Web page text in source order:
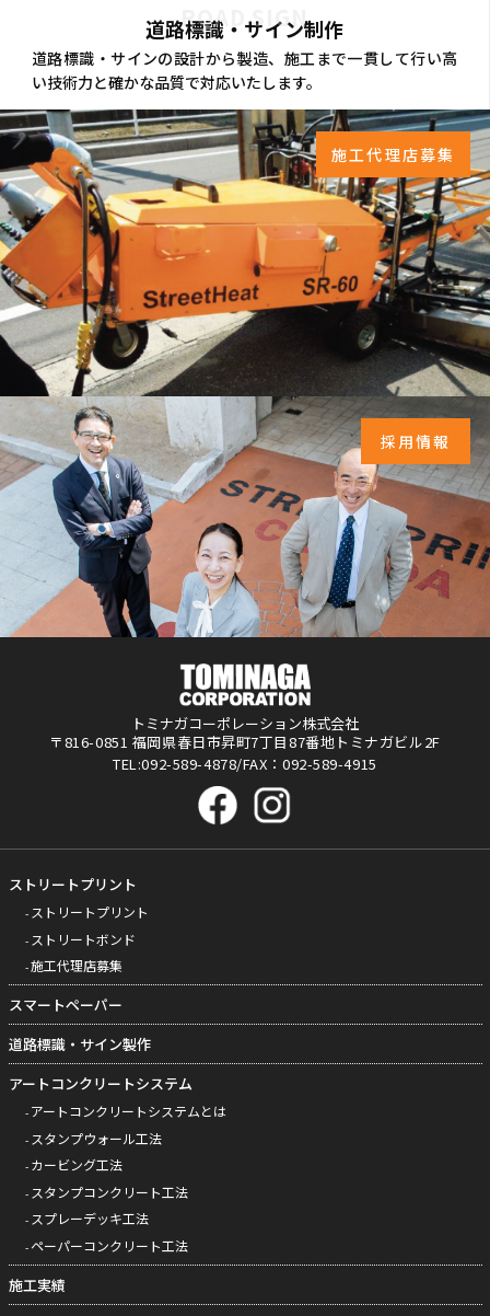
ROAD SIGN
道路標識・サイン制作
道路標識・サインの設計から製造、施工まで一貫して行い高
い技術力と確かな品質で対応いたします。
施工代理店募集
採用情報
トミナガコーポレーション株式会社
〒816-0851 福岡県春日市昇町7丁目87番地トミナガビル2F
TEL:092-589-4878/FAX：092-589-4915
ストリートプリント
ストリートプリント
ストリートボンド
施工代理店募集
スマートペーパー
道路標識・サイン製作
アートコンクリートシステム
アートコンクリートシステムとは
スタンプウォール工法
カービング工法
スタンプコンクリート工法
スプレーデッキ工法
ペーパーコンクリート工法
施工実績